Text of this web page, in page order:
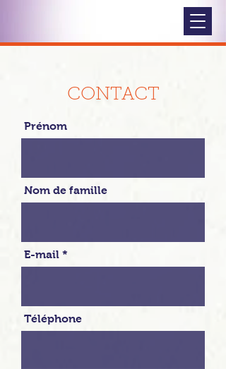
CONTACT
Prénom
Nom de famille
E-mail
Téléphone